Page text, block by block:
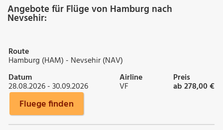
Angebote für Flüge von Hamburg nach
Nevsehir:
Route
Hamburg (HAM) - Nevsehir (NAV)
Datum
28.08.2026 - 30.09.2026
Airline
VF
Preis
ab 278,00 €
Fluege finden